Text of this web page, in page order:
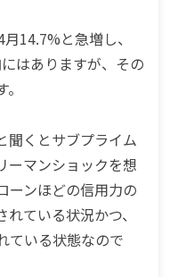
14.7%と急増し、
はありますが、その
聞くとサブプライム
ーマンショックを想
ーンほどの信用力の
ている状況かつ、
ている状態なので